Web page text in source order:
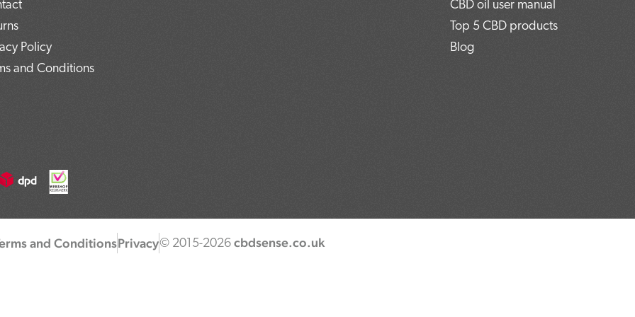
Policy
and Conditions
CBD oil user manual
Top 5 CBD products
Blog
and Conditions Privacy © 2015-2026cbdsense.co.uk